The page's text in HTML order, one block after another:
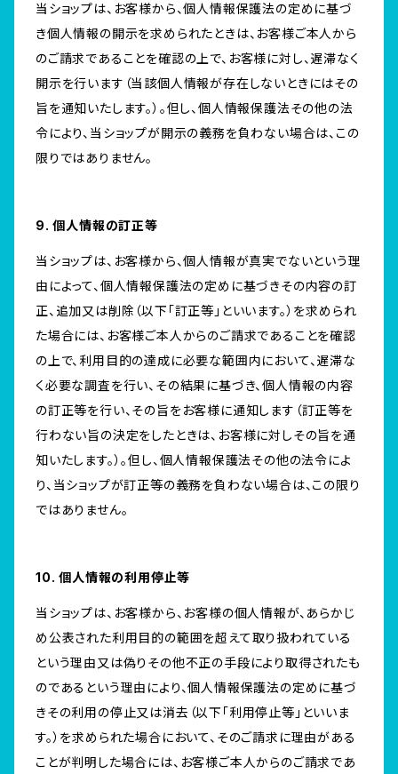
当ショップは、お客様から、個人情報保護法の定めに基づ
き個人情報の開示を求められたときは、お客様ご本人から
のご請求であることを確認の上で、お客様に対し、遅滞なく
開示を行います（当該個人情報が存在しないときにはその
旨を通知いたします。）。但し、個人情報保護法その他の法
令により、当ショップが開示の義務を負わない場合は、この
限りではありません。
9. 個人情報の訂正等
当ショップは、お客様から、個人情報が真実でないという理
由によって、個人情報保護法の定めに基づきその内容の訂
正、追加又は削除（以下「訂正等」といいます。）を求められ
た場合には、お客様ご本人からのご請求であることを確認
の上で、利用目的の達成に必要な範囲内において、遅滞な
く必要な調査を行い、その結果に基づき、個人情報の内容
の訂正等を行い、その旨をお客様に通知します（訂正等を
行わない旨の決定をしたときは、お客様に対しその旨を通
知いたします。）。但し、個人情報保護法その他の法令によ
り、当ショップが訂正等の義務を負わない場合は、この限り
ではありません。
10. 個人情報の利用停止等
当ショップは、お客様から、お客様の個人情報が、あらかじ
め公表された利用目的の範囲を超えて取り扱われている
という理由又は偽りその他不正の手段により取得されたも
のであるという理由により、個人情報保護法の定めに基づ
きその利用の停止又は消去（以下「利用停止等」といいま
す。）を求められた場合において、そのご請求に理由がある
ことが判明した場合には、お客様ご本人からのご請求であ